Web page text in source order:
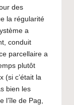
des
la régularité
a
conduit
parcellaire a
plutôt
(si c’était la
bien les
l’île de Pag,